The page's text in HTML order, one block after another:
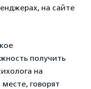
на сайте
получить
на
говорят